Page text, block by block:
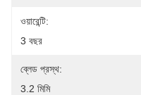
ওয়ারেন্টি:
3 বছর
ব্লেড প্রস্থ:
3.2 মিমি